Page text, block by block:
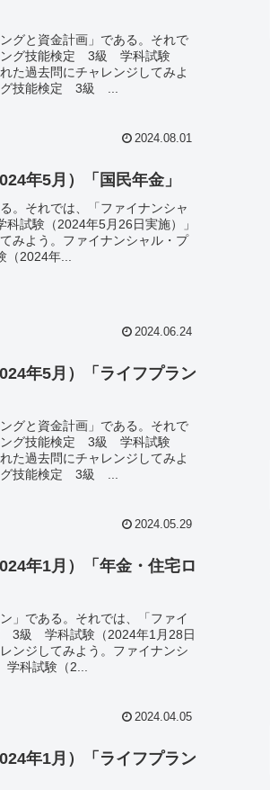
グと資金計画」である。それで
ング技能検定 3級 学科試験
た過去問にチャレンジしてみよ
グ技能検定 3級 ...
2024.08.01
年5月）「国民年金」
。それでは、「ファイナンシャ
試験（2024年5月26日実施）」
みよう。ファイナンシャル・プ
2024年...
2024.06.24
年5月）「ライフプラン
グと資金計画」である。それで
ング技能検定 3級 学科試験
た過去問にチャレンジしてみよ
グ技能検定 3級 ...
2024.05.29
年1月）「年金・住宅ロ
」である。それでは、「ファイ
3級 学科試験（2024年1月28日
ンジしてみよう。ファイナンシ
科試験（2...
2024.04.05
年1月）「ライフプラン